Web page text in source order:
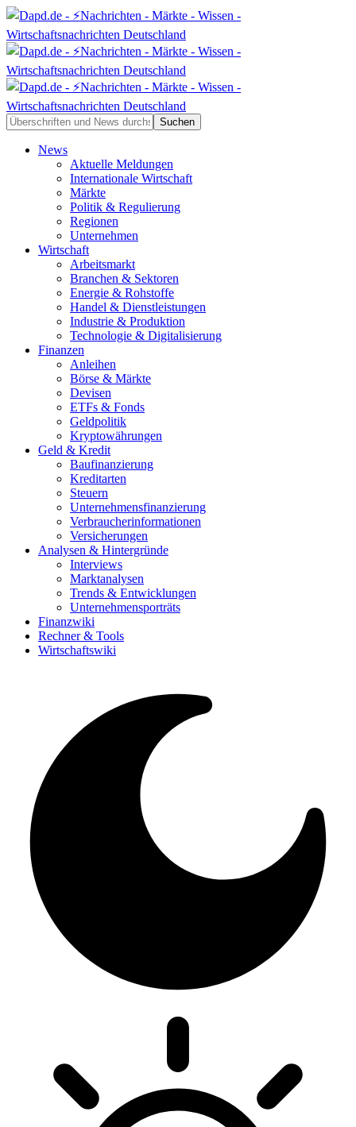
News
Aktuelle Meldungen
Internationale Wirtschaft
Märkte
Politik & Regulierung
Regionen
Unternehmen
Wirtschaft
Arbeitsmarkt
Branchen & Sektoren
Energie & Rohstoffe
Handel & Dienstleistungen
Industrie & Produktion
Technologie & Digitalisierung
Finanzen
Anleihen
Börse & Märkte
Devisen
ETFs & Fonds
Geldpolitik
Kryptowährungen
Geld & Kredit
Baufinanzierung
Kreditarten
Steuern
Unternehmensfinanzierung
Verbraucherinformationen
Versicherungen
Analysen & Hintergründe
Interviews
Marktanalysen
Trends & Entwicklungen
Unternehmensporträts
Finanzwiki
Rechner & Tools
Wirtschaftswiki